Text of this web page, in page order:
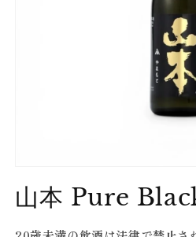
media
1
in
山本 Pure